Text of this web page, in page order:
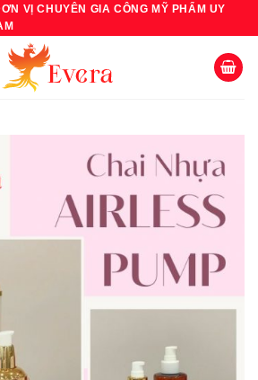
VỊ CHUYÊN GIA CÔNG MỸ PHẨM UY